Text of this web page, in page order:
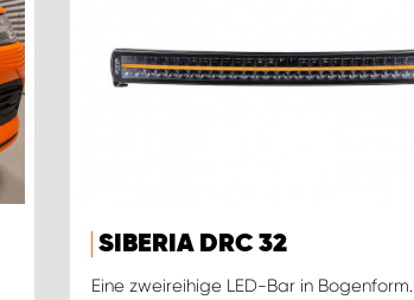
SIBERIA DRC 32
Eine zweireihige LED-Bar in Bogenform.